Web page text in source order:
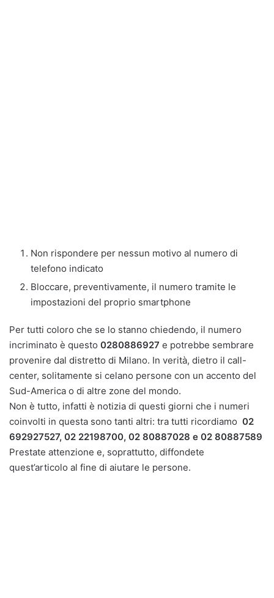
Non rispondere per nessun motivo al numero di
telefono indicato
Bloccare, preventivamente, il numero tramite le
impostazioni del proprio smartphone
Per tutti coloro che se lo stanno chiedendo, il numero
incriminato è questo 0280886927 e potrebbe sembrare
provenire dal distretto di Milano. In verità, dietro il call-
center, solitamente si celano persone con un accento del
Sud-America o di altre zone del mondo.
Non è tutto, infatti è notizia di questi giorni che i numeri
coinvolti in questa sono tanti altri: tra tutti ricordiamo 02
692927527, 02 22198700, 02 80887028 e 02 80887589
Prestate attenzione e, soprattutto, diffondete
quest’articolo al fine di aiutare le persone.